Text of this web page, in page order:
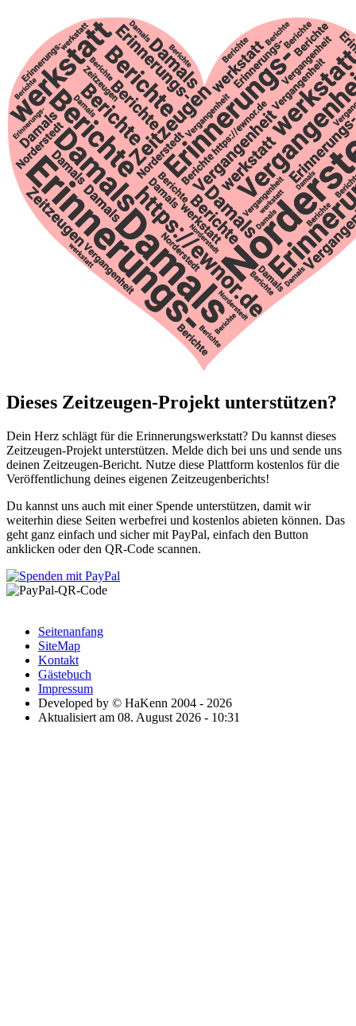
Dieses Zeitzeugen-Projekt unterstützen?
Dein Herz schlägt für die Erinnerungswerkstatt? Du kannst dieses
Zeitzeugen-Projekt unterstützen. Melde dich bei uns und sende uns
deinen Zeitzeugen-Bericht. Nutze diese Plattform kostenlos für die
Veröffentlichung deines eigenen Zeitzeugenberichts!
Du kannst uns auch mit einer Spende unterstützen, damit wir
weiterhin diese Seiten werbefrei und kostenlos abieten können. Das
geht ganz einfach und sicher mit PayPal, einfach den Button
anklicken oder den QR-Code scannen.
Seitenanfang
SiteMap
Kontakt
Gästebuch
Impressum
Developed by © HaKenn 2004 - 2026
Aktualisiert am 08. August 2026 - 10:31